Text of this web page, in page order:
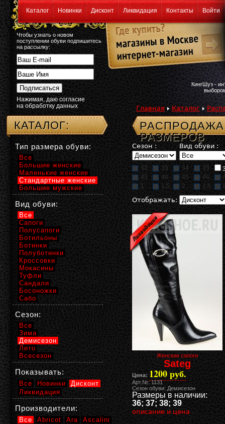
Каталог Новинки Дисконт Ликвидация Контакты Войти
Чтобы узнать о новом
поступлении обуви подпишитесь
на рассылку:
Нажимая, даю согласие
на обработку данных
КингШуз -
Главная Каталог
РАЗМЕРОВ
Сезон : Вид обуви :
32 33 34 35
43
44 45 46
1
1,5 2 2,5
Отображать:
Женские сапоги
Sateg
Цена: 1200 руб.
Арт.№: 1131
Сезон обуви: Демисезон
Размеры в наличии:
36; 37; 38; 39
описание и цена
КАТАЛОГ:
Тип размера обуви:
Все
Большие женские
Маленькие женские
Стандартные женские
Большие мужские
Вид обуви:
Все
Сапоги
Полусапоги
Ботильоны
Ботинки
Полуботинки
Кроссовки
Мокасины
Туфли
Сандали
Босоножки
Сабо
Сезон:
Все
Зима
Демисезон
Лето
Всесезон
Показывать:
Все Новинки
Дисконт
Ликвидация
Производители:
Все Abricot Ara
Ascalini